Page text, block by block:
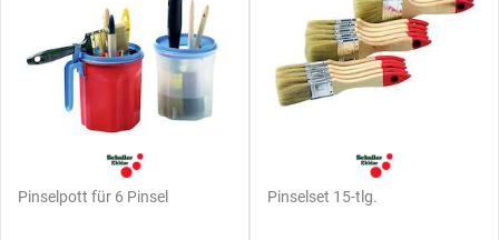
Pinselpott für 6 Pinsel Pinselset 15-tlg.